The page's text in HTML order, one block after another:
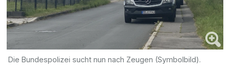
Die Bundespolizei sucht nun nach Zeugen (Symbolbild).